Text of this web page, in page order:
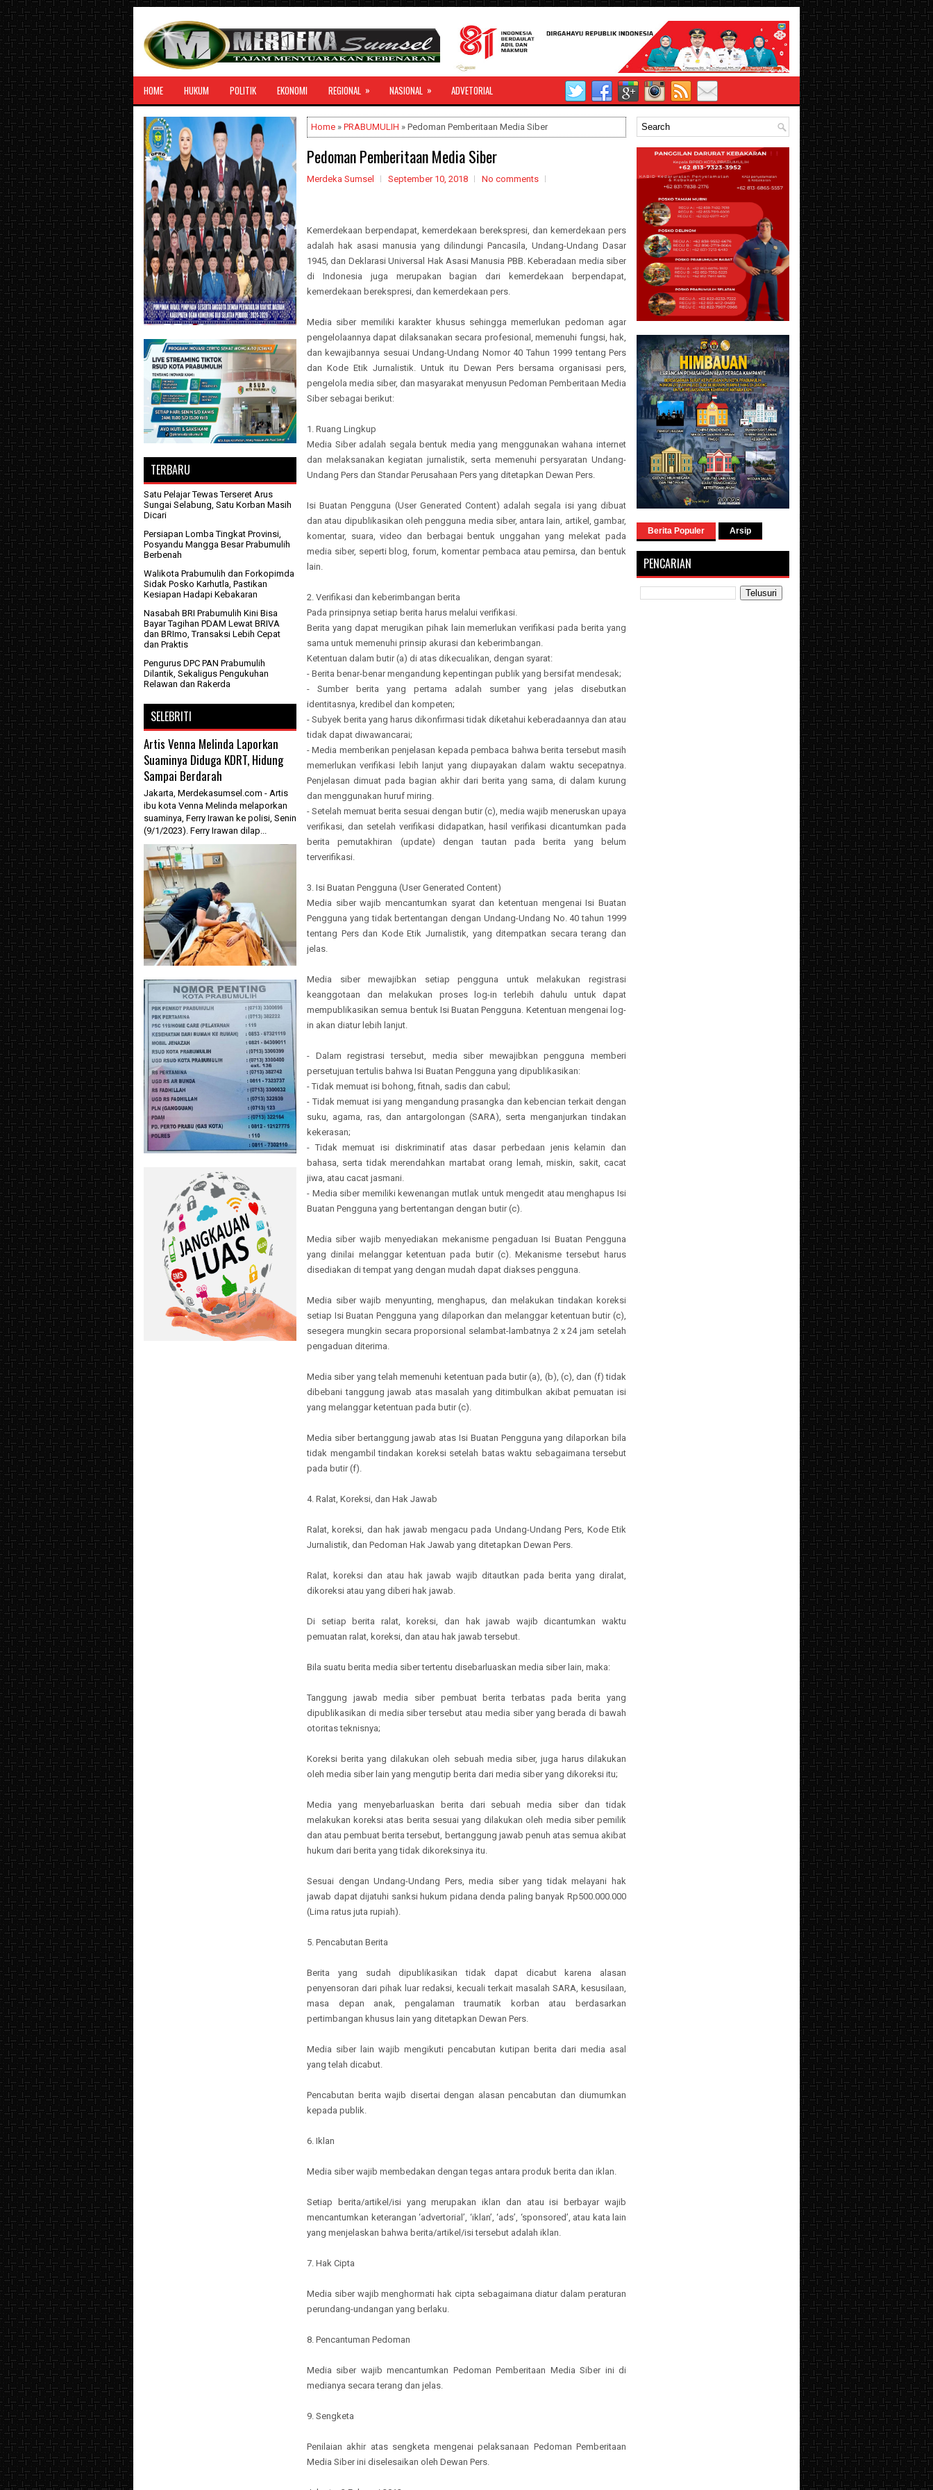
HOME HUKUM POLITIK EKONOMI REGIONAL » NASIONAL » ADVETORIAL
Home » PRABUMULIH » Pedoman Pemberitaan Media Siber
Pedoman Pemberitaan Media Siber
Merdeka Sumsel September 10, 2018 No comments
Kemerdekaan berpendapat, kemerdekaan berekspresi, dan kemerdekaan pers
adalah hak asasi manusia yang dilindungi Pancasila, Undang-Undang Dasar
1945, dan Deklarasi Universal Hak Asasi Manusia PBB. Keberadaan media siber
di Indonesia juga merupakan bagian dari kemerdekaan berpendapat,
kemerdekaan berekspresi, dan kemerdekaan pers.
Media siber memiliki karakter khusus sehingga memerlukan pedoman agar
pengelolaannya dapat dilaksanakan secara profesional, memenuhi fungsi, hak,
dan kewajibannya sesuai Undang-Undang Nomor 40 Tahun 1999 tentang Pers
dan Kode Etik Jurnalistik. Untuk itu Dewan Pers bersama organisasi pers,
pengelola media siber, dan masyarakat menyusun Pedoman Pemberitaan Media
Siber sebagai berikut:
1. Ruang Lingkup
Media Siber adalah segala bentuk media yang menggunakan wahana internet
dan melaksanakan kegiatan jurnalistik, serta memenuhi persyaratan Undang-
Undang Pers dan Standar Perusahaan Pers yang ditetapkan Dewan Pers.
Isi Buatan Pengguna (User Generated Content) adalah segala isi yang dibuat
dan atau dipublikasikan oleh pengguna media siber, antara lain, artikel, gambar,
komentar, suara, video dan berbagai bentuk unggahan yang melekat pada
media siber, seperti blog, forum, komentar pembaca atau pemirsa, dan bentuk
lain.
2. Verifikasi dan keberimbangan berita
Pada prinsipnya setiap berita harus melalui verifikasi.
Berita yang dapat merugikan pihak lain memerlukan verifikasi pada berita yang
sama untuk memenuhi prinsip akurasi dan keberimbangan.
Ketentuan dalam butir (a) di atas dikecualikan, dengan syarat:
- Berita benar-benar mengandung kepentingan publik yang bersifat mendesak;
- Sumber berita yang pertama adalah sumber yang jelas disebutkan
identitasnya, kredibel dan kompeten;
- Subyek berita yang harus dikonfirmasi tidak diketahui keberadaannya dan atau
tidak dapat diwawancarai;
- Media memberikan penjelasan kepada pembaca bahwa berita tersebut masih
memerlukan verifikasi lebih lanjut yang diupayakan dalam waktu secepatnya.
Penjelasan dimuat pada bagian akhir dari berita yang sama, di dalam kurung
dan menggunakan huruf miring.
- Setelah memuat berita sesuai dengan butir (c), media wajib meneruskan upaya
verifikasi, dan setelah verifikasi didapatkan, hasil verifikasi dicantumkan pada
berita pemutakhiran (update) dengan tautan pada berita yang belum
terverifikasi.
3. Isi Buatan Pengguna (User Generated Content)
Media siber wajib mencantumkan syarat dan ketentuan mengenai Isi Buatan
Pengguna yang tidak bertentangan dengan Undang-Undang No. 40 tahun 1999
tentang Pers dan Kode Etik Jurnalistik, yang ditempatkan secara terang dan
jelas.
Media siber mewajibkan setiap pengguna untuk melakukan registrasi
keanggotaan dan melakukan proses log-in terlebih dahulu untuk dapat
mempublikasikan semua bentuk Isi Buatan Pengguna. Ketentuan mengenai log-
in akan diatur lebih lanjut.
- Dalam registrasi tersebut, media siber mewajibkan pengguna memberi
persetujuan tertulis bahwa Isi Buatan Pengguna yang dipublikasikan:
- Tidak memuat isi bohong, fitnah, sadis dan cabul;
- Tidak memuat isi yang mengandung prasangka dan kebencian terkait dengan
suku, agama, ras, dan antargolongan (SARA), serta menganjurkan tindakan
kekerasan;
- Tidak memuat isi diskriminatif atas dasar perbedaan jenis kelamin dan
bahasa, serta tidak merendahkan martabat orang lemah, miskin, sakit, cacat
jiwa, atau cacat jasmani.
- Media siber memiliki kewenangan mutlak untuk mengedit atau menghapus Isi
Buatan Pengguna yang bertentangan dengan butir (c).
Media siber wajib menyediakan mekanisme pengaduan Isi Buatan Pengguna
yang dinilai melanggar ketentuan pada butir (c). Mekanisme tersebut harus
disediakan di tempat yang dengan mudah dapat diakses pengguna.
Media siber wajib menyunting, menghapus, dan melakukan tindakan koreksi
setiap Isi Buatan Pengguna yang dilaporkan dan melanggar ketentuan butir (c),
sesegera mungkin secara proporsional selambat-lambatnya 2 x 24 jam setelah
pengaduan diterima.
Media siber yang telah memenuhi ketentuan pada butir (a), (b), (c), dan (f) tidak
dibebani tanggung jawab atas masalah yang ditimbulkan akibat pemuatan isi
yang melanggar ketentuan pada butir (c).
Media siber bertanggung jawab atas Isi Buatan Pengguna yang dilaporkan bila
tidak mengambil tindakan koreksi setelah batas waktu sebagaimana tersebut
pada butir (f).
4. Ralat, Koreksi, dan Hak Jawab
Ralat, koreksi, dan hak jawab mengacu pada Undang-Undang Pers, Kode Etik
Jurnalistik, dan Pedoman Hak Jawab yang ditetapkan Dewan Pers.
Ralat, koreksi dan atau hak jawab wajib ditautkan pada berita yang diralat,
dikoreksi atau yang diberi hak jawab.
Di setiap berita ralat, koreksi, dan hak jawab wajib dicantumkan waktu
pemuatan ralat, koreksi, dan atau hak jawab tersebut.
Bila suatu berita media siber tertentu disebarluaskan media siber lain, maka:
Tanggung jawab media siber pembuat berita terbatas pada berita yang
dipublikasikan di media siber tersebut atau media siber yang berada di bawah
otoritas teknisnya;
Koreksi berita yang dilakukan oleh sebuah media siber, juga harus dilakukan
oleh media siber lain yang mengutip berita dari media siber yang dikoreksi itu;
Media yang menyebarluaskan berita dari sebuah media siber dan tidak
melakukan koreksi atas berita sesuai yang dilakukan oleh media siber pemilik
dan atau pembuat berita tersebut, bertanggung jawab penuh atas semua akibat
hukum dari berita yang tidak dikoreksinya itu.
Sesuai dengan Undang-Undang Pers, media siber yang tidak melayani hak
jawab dapat dijatuhi sanksi hukum pidana denda paling banyak Rp500.000.000
(Lima ratus juta rupiah).
5. Pencabutan Berita
Berita yang sudah dipublikasikan tidak dapat dicabut karena alasan
penyensoran dari pihak luar redaksi, kecuali terkait masalah SARA, kesusilaan,
masa depan anak, pengalaman traumatik korban atau berdasarkan
pertimbangan khusus lain yang ditetapkan Dewan Pers.
Media siber lain wajib mengikuti pencabutan kutipan berita dari media asal
yang telah dicabut.
Pencabutan berita wajib disertai dengan alasan pencabutan dan diumumkan
kepada publik.
6. Iklan
Media siber wajib membedakan dengan tegas antara produk berita dan iklan.
Setiap berita/artikel/isi yang merupakan iklan dan atau isi berbayar wajib
mencantumkan keterangan ‘advertorial’, ‘iklan’, ‘ads’, ‘sponsored’, atau kata lain
yang menjelaskan bahwa berita/artikel/isi tersebut adalah iklan.
7. Hak Cipta
Media siber wajib menghormati hak cipta sebagaimana diatur dalam peraturan
perundang-undangan yang berlaku.
8. Pencantuman Pedoman
Media siber wajib mencantumkan Pedoman Pemberitaan Media Siber ini di
medianya secara terang dan jelas.
9. Sengketa
Penilaian akhir atas sengketa mengenai pelaksanaan Pedoman Pemberitaan
Media Siber ini diselesaikan oleh Dewan Pers.
TERBARU
Satu Pelajar Tewas Terseret Arus
Sungai Selabung, Satu Korban Masih
Dicari
Persiapan Lomba Tingkat Provinsi,
Posyandu Mangga Besar Prabumulih
Berbenah
Walikota Prabumulih dan Forkopimda
Sidak Posko Karhutla, Pastikan
Kesiapan Hadapi Kebakaran
Nasabah BRI Prabumulih Kini Bisa
Bayar Tagihan PDAM Lewat BRIVA
dan BRImo, Transaksi Lebih Cepat
dan Praktis
Pengurus DPC PAN Prabumulih
Dilantik, Sekaligus Pengukuhan
Relawan dan Rakerda
SELEBRITI
Artis Venna Melinda Laporkan
Suaminya Diduga KDRT, Hidung
Sampai Berdarah
Jakarta, Merdekasumsel.com - Artis
ibu kota Venna Melinda melaporkan
suaminya, Ferry Irawan ke polisi, Senin
(9/1/2023). Ferry Irawan dilap...
Berita Populer Arsip
PENCARIAN